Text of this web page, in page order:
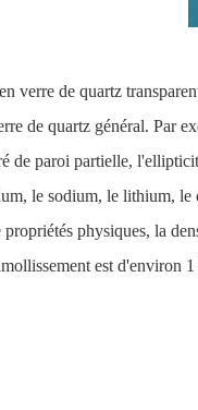
verre de quartz
de quartz général. Par
de paroi partielle,
le sodium, le lithium,
propriétés physiques, la
est d'environ